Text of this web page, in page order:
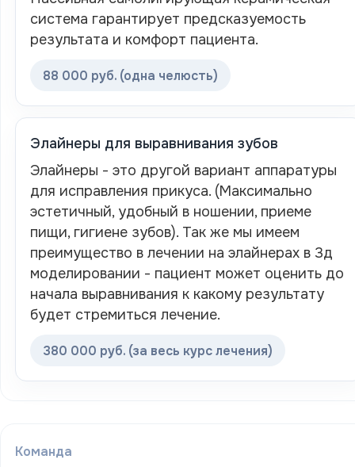
система гарантирует предсказуемость
результата и комфорт пациента.
88 000 руб. (одна челюсть)
Элайнеры для выравнивания зубов
Элайнеры - это другой вариант аппаратуры
для исправления прикуса. (Максимально
эстетичный, удобный в ношении, приеме
пищи, гигиене зубов). Так же мы имеем
преимущество в лечении на элайнерах в 3д
моделировании - пациент может оценить до
начала выравнивания к какому результату
будет стремиться лечение.
380 000 руб. (за весь курс лечения)
Команда